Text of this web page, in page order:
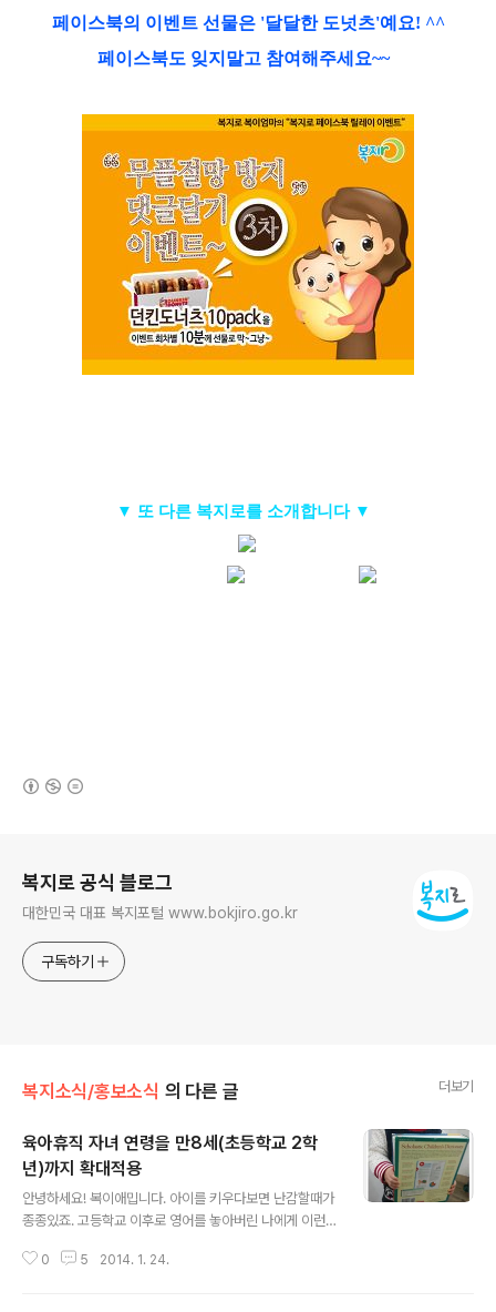
페이스북의 이벤트 선물은 '달달한 도넛츠'예요! ^^
페이스북도 잊지말고 참여해 주세요~~
▼ 또 다른 복지로를 소개합니다 ▼
복지로 공식 블로그
대한민국 대표 복지포털 www.bokjiro.go.kr
구독하기
복지소식/홍보소식 의 다른 글 더보기
육아휴직 자녀 연령을 만8세(초등학교 2학
년)까지 확대적용
안녕하세요! 복이애밉니다. 아이를 키우다보면 난감할때가
종종있죠. 고등학교 이후로 영어를 놓아버린 나에게 이런
오늘 아침에 있었던 사건을 이웃님들께 고자질하며 오늘
0 5 2014. 1. 24.